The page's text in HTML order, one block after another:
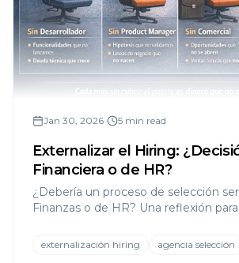
Jan 30, 2026 5 min read
Externalizar el Hiring:
Financiera o de HR?
¿Debería un proceso de selección
Finanzas o de HR? Una reflexión
externalización hiring agencia selección